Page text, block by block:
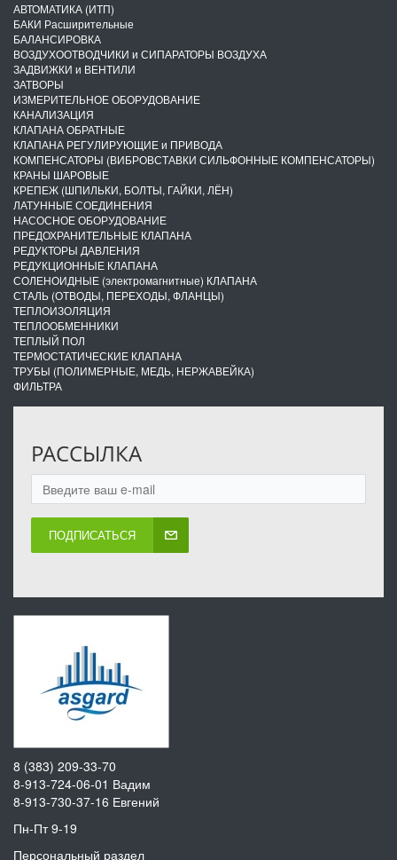
АВТОМАТИКА (ИТП)
БАКИ Расширительные
БАЛАНСИРОВКА
ВОЗДУХООТВОДЧИКИ и СИПАРАТОРЫ ВОЗДУХА
ЗАДВИЖКИ и ВЕНТИЛИ
ЗАТВОРЫ
ИЗМЕРИТЕЛЬНОЕ ОБОРУДОВАНИЕ
КАНАЛИЗАЦИЯ
КЛАПАНА ОБРАТНЫЕ
КЛАПАНА РЕГУЛИРУЮЩИЕ и ПРИВОДА
КОМПЕНСАТОРЫ (ВИБРОВСТАВКИ СИЛЬФОННЫЕ КОМПЕНСАТОРЫ)
КРАНЫ ШАРОВЫЕ
КРЕПЕЖ (ШПИЛЬКИ, БОЛТЫ, ГАЙКИ, ЛЁН)
ЛАТУННЫЕ СОЕДИНЕНИЯ
НАСОСНОЕ ОБОРУДОВАНИЕ
ПРЕДОХРАНИТЕЛЬНЫЕ КЛАПАНА
РЕДУКТОРЫ ДАВЛЕНИЯ
РЕДУКЦИОННЫЕ КЛАПАНА
СОЛЕНОИДНЫЕ (электромагнитные) КЛАПАНА
СТАЛЬ (ОТВОДЫ, ПЕРЕХОДЫ, ФЛАНЦЫ)
ТЕПЛОИЗОЛЯЦИЯ
ТЕПЛООБМЕННИКИ
ТЕПЛЫЙ ПОЛ
ТЕРМОСТАТИЧЕСКИЕ КЛАПАНА
ТРУБЫ (ПОЛИМЕРНЫЕ, МЕДЬ, НЕРЖАВЕЙКА)
ФИЛЬТРА
РАССЫЛКА
ПОДПИСАТЬСЯ
8 (383) 209-33-70
8-913-724-06-01 Вадим
8-913-730-37-16 Евгений
Пн-Пт 9-19
Персональный раздел